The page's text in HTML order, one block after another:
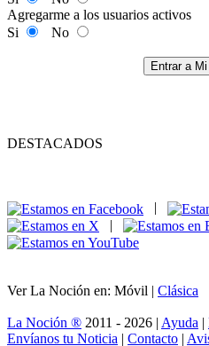
Agregarme a los usuarios activos
Si
No
Entrar a
DESTACADOS
|
Ver La Noción en: Móvil | Clásica
La Noción ® 2011 - 2026 | Ayuda |
Envíanos tu Noticia | Contacto |